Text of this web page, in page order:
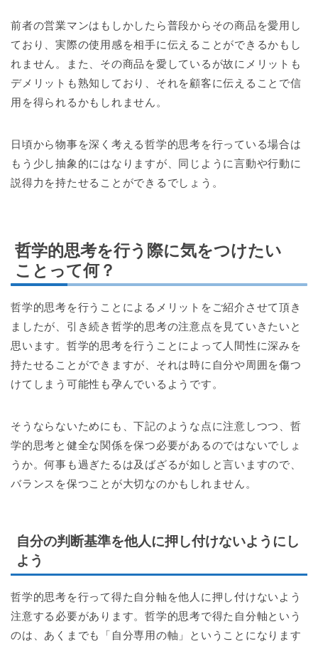
前者の営業マンはもしかしたら普段からその商品を愛用し
ており、実際の使用感を相手に伝えることができるかもし
れません。また、その商品を愛しているが故にメリットも
デメリットも熟知しており、それを顧客に伝えることで信
用を得られるかもしれません。
日頃から物事を深く考える哲学的思考を行っている場合は
もう少し抽象的にはなりますが、同じように言動や行動に
説得力を持たせることができるでしょう。
哲学的思考を行う際に気をつけたい
ことって何？
哲学的思考を行うことによるメリットをご紹介させて頂き
ましたが、引き続き哲学的思考の注意点を見ていきたいと
思います。哲学的思考を行うことによって人間性に深みを
持たせることができますが、それは時に自分や周囲を傷つ
けてしまう可能性も孕んでいるようです。
そうならないためにも、下記のような点に注意しつつ、哲
学的思考と健全な関係を保つ必要があるのではないでしょ
うか。何事も過ぎたるは及ばざるが如しと言いますので、
バランスを保つことが大切なのかもしれません。
自分の判断基準を他人に押し付けないようにし
よう
哲学的思考を行って得た自分軸を他人に押し付けないよう
注意する必要があります。哲学的思考で得た自分軸という
のは、あくまでも「自分専用の軸」ということになります